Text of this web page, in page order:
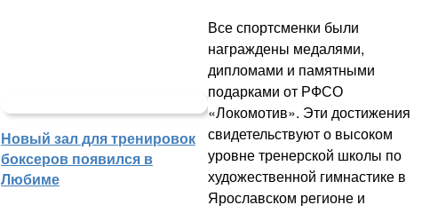
Новый зал для тренировок
боксеров появился в
Любиме
Все спортсменки были
награждены медалями,
дипломами и памятными
подарками от РФСО
«Локомотив». Эти достижения
свидетельствуют о высоком
уровне тренерской школы по
художественной гимнастике в
Ярославском регионе и